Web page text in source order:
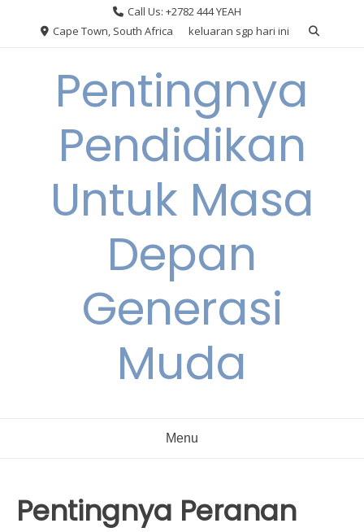
Call Us: +2782 444 YEAH
Cape Town, South Africa
keluaran sgp hari ini
Pentingnya
Pendidikan
Untuk Masa
Depan
Generasi
Muda
Menu
Pentingnya Peranan